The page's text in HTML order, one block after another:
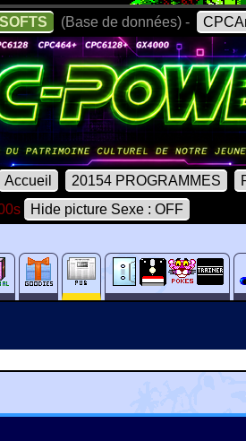
(Base de données) -
Accueil 20154 PROGRAMMES
Hide picture Sexe : OFF